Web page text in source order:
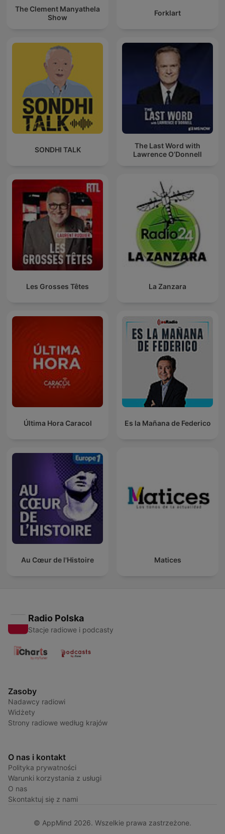
The Clement Manyathela
Show
Forklart
SONDHI TALK
The Last Word with
Lawrence O’Donnell
Les Grosses Têtes La Zanzara
Última Hora Caracol Es la Mañana de Federico
Au Cœur de l'Histoire Matices
Radio Polska
Stacje radiowe i podcasty
Zasoby
Nadawcy radiowi
Widżety
Strony radiowe według krajów
O nas i kontakt
Polityka prywatności
Warunki korzystania z usługi
O nas
Skontaktuj się z nami
© AppMind 2026. Wszelkie prawa zastrzeżone.